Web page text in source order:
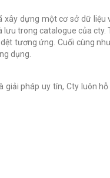
dựng một cơ sở dữ liệu
trong catalogue của cty.
tương ứng. Cuối cùng
dụng.
giải pháp uy tín, Cty luôn